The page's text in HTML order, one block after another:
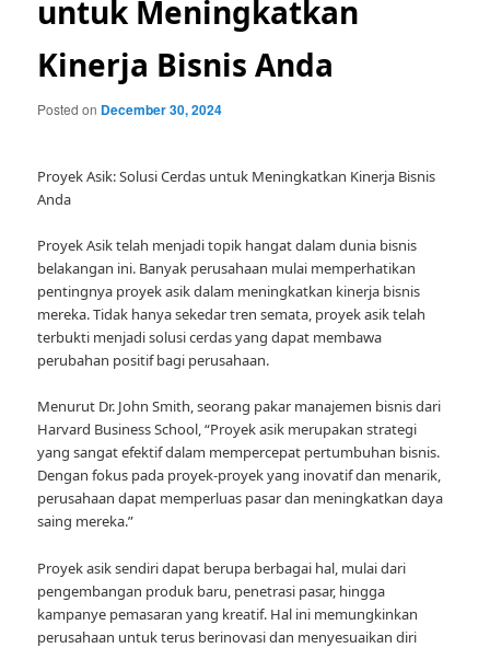
untuk Meningkatkan
Kinerja Bisnis Anda
Posted on December 30, 2024
Proyek Asik: Solusi Cerdas untuk Meningkatkan Kinerja Bisnis
Anda
Proyek Asik telah menjadi topik hangat dalam dunia bisnis
belakangan ini. Banyak perusahaan mulai memperhatikan
pentingnya proyek asik dalam meningkatkan kinerja bisnis
mereka. Tidak hanya sekedar tren semata, proyek asik telah
terbukti menjadi solusi cerdas yang dapat membawa
perubahan positif bagi perusahaan.
Menurut Dr. John Smith, seorang pakar manajemen bisnis dari
Harvard Business School, “Proyek asik merupakan strategi
yang sangat efektif dalam mempercepat pertumbuhan bisnis.
Dengan fokus pada proyek-proyek yang inovatif dan menarik,
perusahaan dapat memperluas pasar dan meningkatkan daya
saing mereka.”
Proyek asik sendiri dapat berupa berbagai hal, mulai dari
pengembangan produk baru, penetrasi pasar, hingga
kampanye pemasaran yang kreatif. Hal ini memungkinkan
perusahaan untuk terus berinovasi dan menyesuaikan diri